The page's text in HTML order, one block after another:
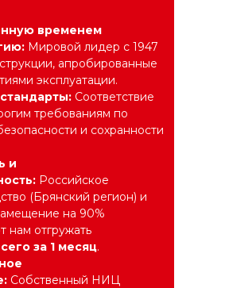
временем
Мировой лидер с 1947
апробированные
эксплуатации.
Соответствие
требованиям по
и сохранности
и
Российское
(Брянский регион) и
на 90%
нам отгружать
за 1 месяц.
Собственный НИЦ